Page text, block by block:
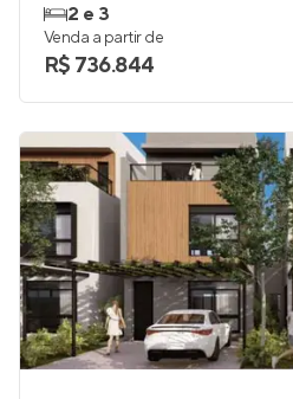
2 e 3
Venda a partir de
R$ 736.844